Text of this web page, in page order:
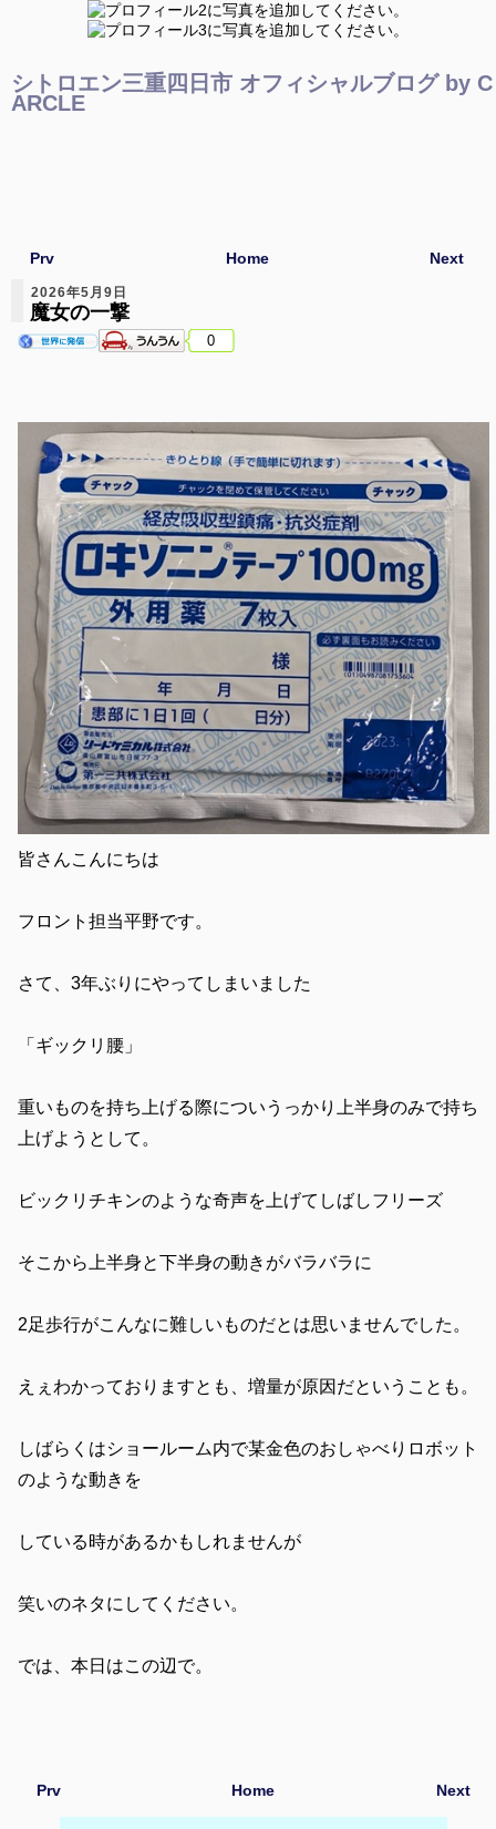
シトロエン三重四日市 オフィシャルブログ by C
ARCLE
Next
Prv Home
2026年5月9日
魔女の一撃
0
皆さんこんにちは
フロント担当平野です。
さて、3年ぶりにやってしまいました
「ギックリ腰」
重いものを持ち上げる際についうっかり上半身のみで持ち
上げようとして。
ビックリチキンのような奇声を上げてしばしフリーズ
そこから上半身と下半身の動きがバラバラに
2足歩行がこんなに難しいものだとは思いませんでした。
えぇわかっておりますとも、増量が原因だということも。
しばらくはショールーム内で某金色のおしゃべりロボット
のような動きを
している時があるかもしれませんが
笑いのネタにしてください。
では、本日はこの辺で。
Prv Next
Home